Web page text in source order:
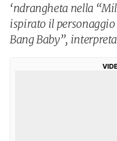
‘ndrangheta nella
ispirato il
Bang Baby”,